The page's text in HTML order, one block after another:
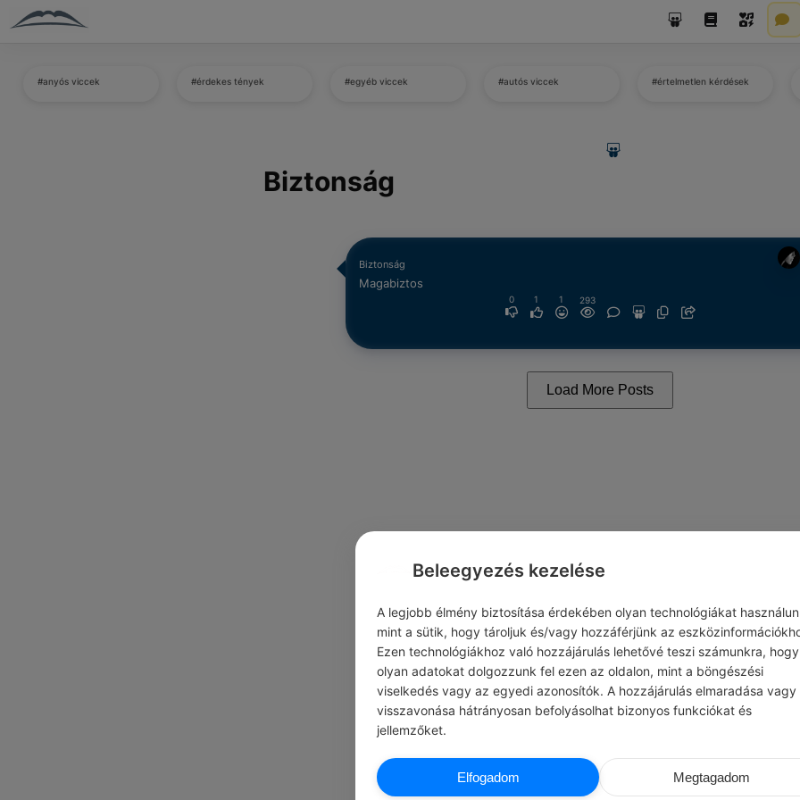
#anyós viccek #érdekes tények #egyéb viccek #autós viccek #értelmetlen kérdések
Biztonság
Biztonság
Magabiztos
0 1 1 293
Load More Posts
Beleegyezés kezelése
A legjobb élmény biztosítása érdekében olyan technológiákat
mint a sütik, hogy tároljuk és/vagy hozzáférjünk az
Ezen technológiákhoz való hozzájárulás lehetővé teszi számunkra, hogy
olyan adatokat dolgozzunk fel ezen az oldalon, mint a böngészési
viselkedés vagy az egyedi azonosítók. A hozzájárulás elmaradása vagy
visszavonása hátrányosan befolyásolhat bizonyos funkciókat és
jellemzőket.
Elfogadom Megtagadom